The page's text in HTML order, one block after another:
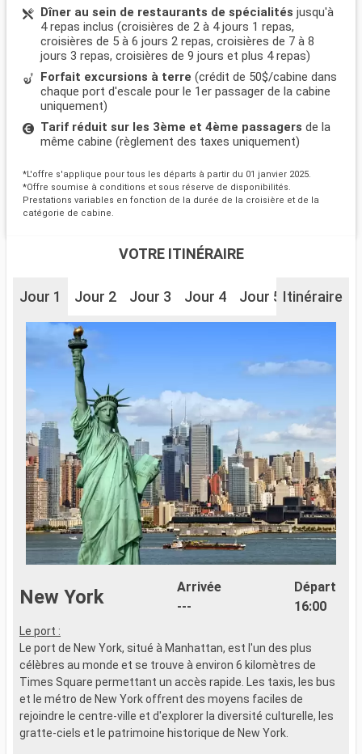
Dîner au sein de restaurants de spécialités jusqu'à
4 repas inclus (croisières de 2 à 4 jours 1 repas,
croisières de 5 à 6 jours 2 repas, croisières de 7 à 8
jours 3 repas, croisières de 9 jours et plus 4 repas)
Forfait excursions à terre (crédit de 50$/cabine dans
chaque port d'escale pour le 1er passager de la cabine
uniquement)
Tarif réduit sur les 3ème et 4ème passagers de la
même cabine (règlement des taxes uniquement)
*L'offre s'applique pour tous les départs à partir du 01 janvier 2025.
*Offre soumise à conditions et sous réserve de disponibilités.
Prestations variables en fonction de la durée de la croisière et de la
catégorie de cabine.
VOTRE ITINÉRAIRE
Jour 1 Jour 2 Jour 3 Jour 4 Jour 5 Jour 6
Itinéraire
New York
Arrivée
---
Départ
16:00
Le port :
Le port de New York, situé à Manhattan, est l'un des plus
célèbres au monde et se trouve à environ 6 kilomètres de
Times Square permettant un accès rapide. Les taxis, les bus
et le métro de New York offrent des moyens faciles de
rejoindre le centre-ville et d'explorer la diversité culturelle, les
gratte-ciels et le patrimoine historique de New York.